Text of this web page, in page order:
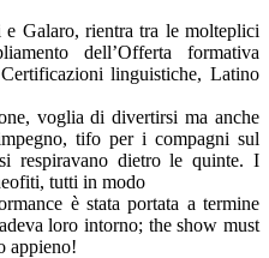
Galaro, rientra tra le molteplici
dell’Offerta formativa
linguistiche, Latino
voglia di divertirsi ma anche
tifo per i compagni sul
respiravano dietro le quinte. I
tutti in modo
è stata portata a termine
loro intorno; the show must
appieno!